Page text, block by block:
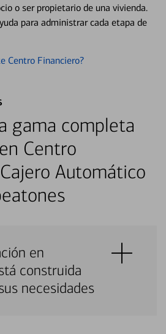
o ser propietario de una vivienda.
para administrar cada etapa de
Centro Financiero?
gama completa
Centro
Automático
en
construida
necesidades